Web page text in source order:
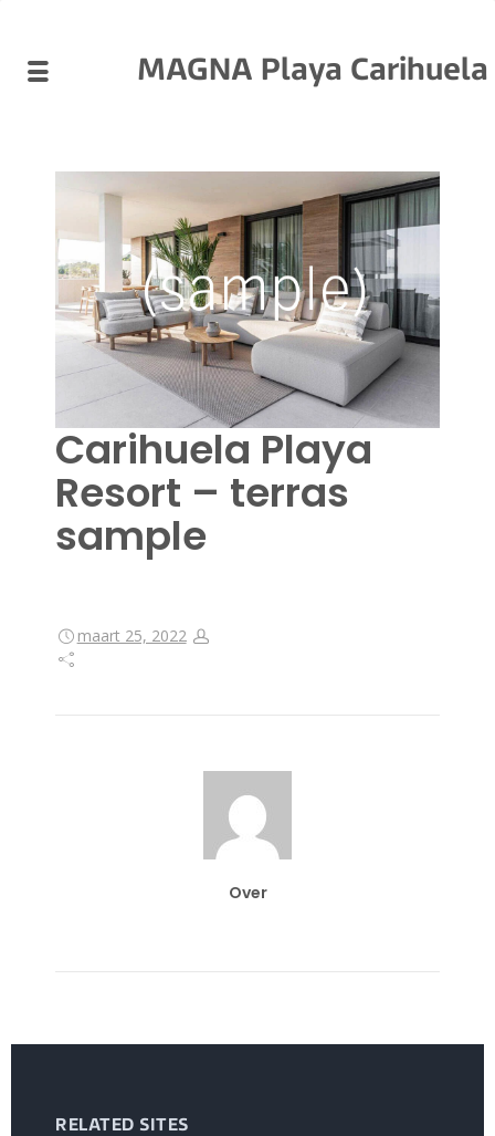
MAGNA Playa
Carihuela Playa
Resort – terras
sample
maart 25, 2022
Over
RELATED SITES